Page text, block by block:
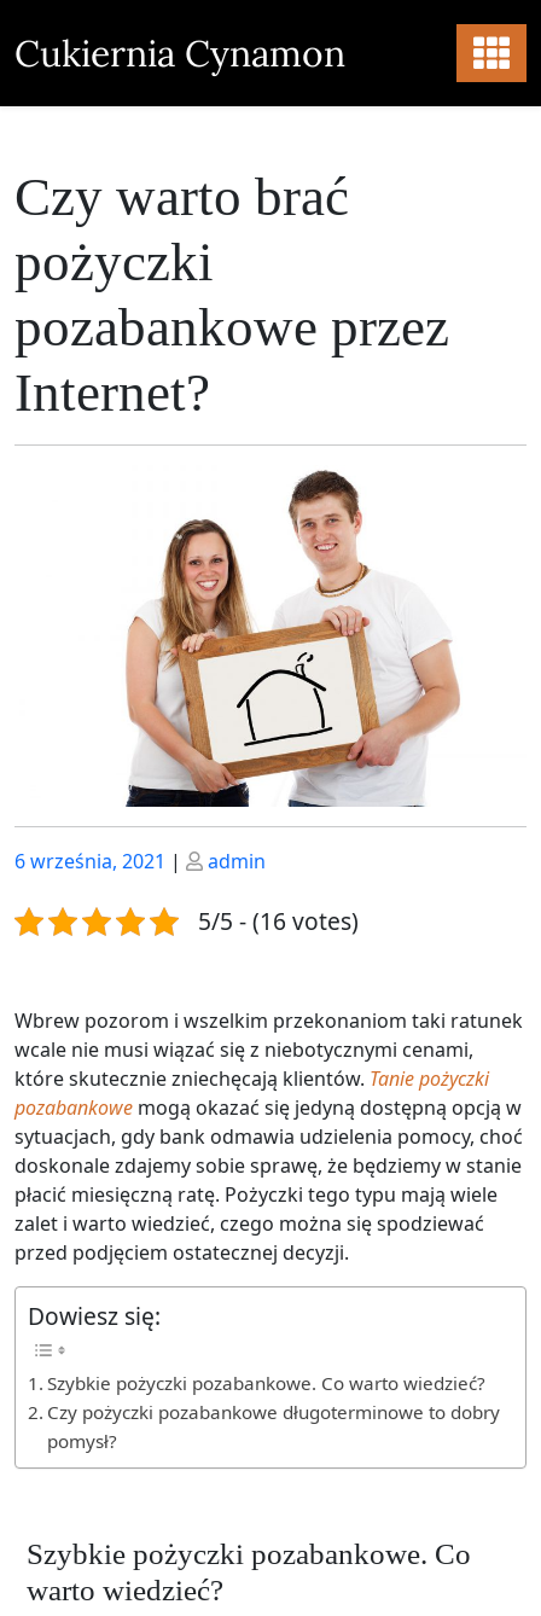
to
content
Cukiernia Cynamon
Czy warto brać
pożyczki
pozabankowe przez
Internet?
Posted
6 września, 2021 | Posted
admin
5/5 - (16 votes)
Wbrew pozorom i wszelkim przekonaniom taki ratunek
wcale nie musi wiązać się z niebotycznymi cenami,
które skutecznie zniechęcają klientów. Tanie pożyczki
pozabankowe mogą okazać się jedyną dostępną opcją w
sytuacjach, gdy bank odmawia udzielenia pomocy, choć
doskonale zdajemy sobie sprawę, że będziemy w stanie
płacić miesięczną ratę. Pożyczki tego typu mają wiele
zalet i warto wiedzieć, czego można się spodziewać
przed podjęciem ostatecznej decyzji.
Dowiesz się:
Szybkie pożyczki pozabankowe. Co warto wiedzieć?
Czy pożyczki pozabankowe długoterminowe to dobry
pomysł?
Szybkie pożyczki pozabankowe. Co
warto wiedzieć?